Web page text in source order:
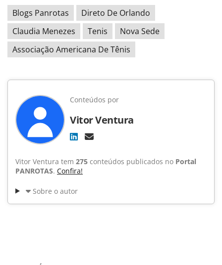
Blogs Panrotas
Direto De Orlando
Claudia Menezes
Tenis
Nova Sede
Associação Americana De Tênis
Conteúdos por
Vitor Ventura
Vitor Ventura tem 275 conteúdos publicados no Portal
PANROTAS. Confira!
Sobre o autor